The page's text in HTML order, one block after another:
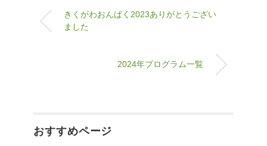
きくがわおんぱく2023ありがとうござい
ました
2024年プログラム一覧
おすすめページ